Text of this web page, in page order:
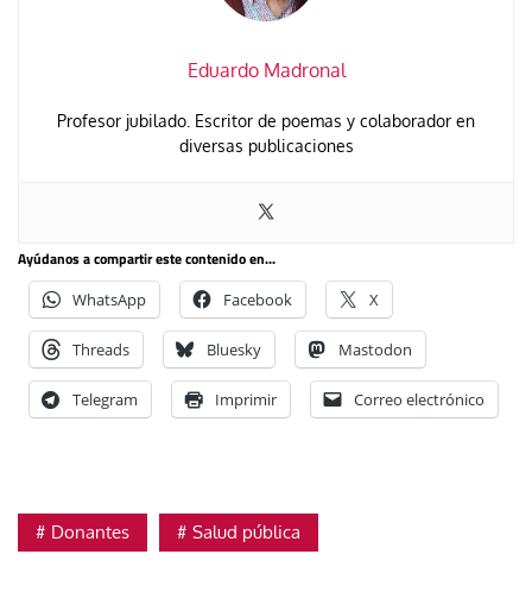
Eduardo Madronal
Profesor jubilado. Escritor de poemas y colaborador en
diversas publicaciones
Ayúdanos a compartir este contenido en...
WhatsApp Facebook X
Threads Bluesky Mastodon
Telegram Imprimir Correo electrónico
Donantes Salud pública